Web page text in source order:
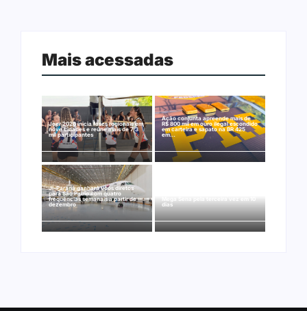
Mais acessadas
Joer 2026 inicia fases regionais em
nove cidades e reúne mais de 7,3
mil participantes
Ação conjunta apreende mais de
R$ 800 mil em ouro ilegal escondido
em carteira e sapato na BR 425
em…
Ji-Paraná ganhará voos diretos
para São Paulo com quatro
frequências semanais a partir de
dezembro
dias